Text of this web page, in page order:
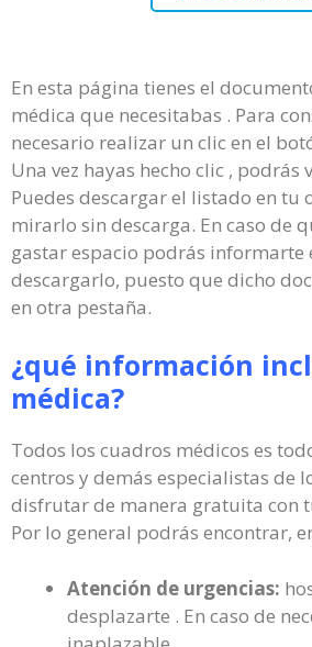
En esta página tienes el
médica que necesitabas . Para
necesario realizar un clic en el
Una vez hayas hecho clic , podrás
Puedes descargar el listado en tu
mirarlo sin descarga. En caso de
gastar espacio podrás informarte
descargarlo, puesto que dicho
en otra pestaña.
¿qué información
médica?
Todos los cuadros médicos es
centros y demás especialistas de
disfrutar de manera gratuita con
Por lo general podrás encontrar,
Atención de urgencias:
desplazarte . En caso de